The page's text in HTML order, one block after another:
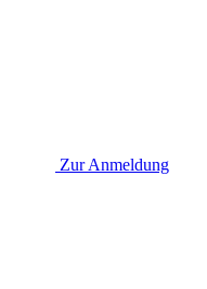
Zur Anmeldung